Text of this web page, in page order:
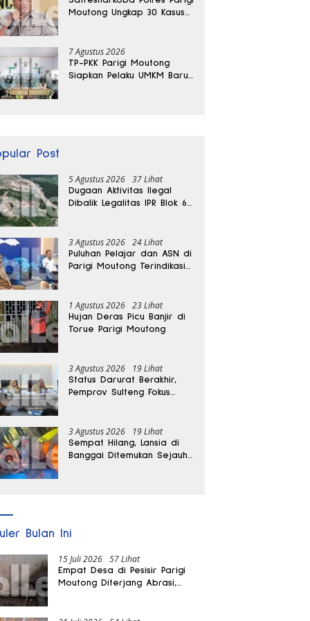
Moutong Ungkap 30 Kasus
7 Agustus 2026
TP-PKK Parigi Moutong
Siapkan Pelaku UMKM Baru
Post
5 Agustus 2026 37 Lihat
Dugaan Aktivitas Ilegal
Dibalik Legalitas IPR Blok 6
3 Agustus 2026 24 Lihat
Puluhan Pelajar dan ASN di
Parigi Moutong Terindikasi
1 Agustus 2026 23 Lihat
Hujan Deras Picu Banjir di
Torue Parigi Moutong
3 Agustus 2026 19 Lihat
Status Darurat Berakhir,
Pemprov Sulteng Fokus
3 Agustus 2026 19 Lihat
Sempat Hilang, Lansia di
Banggai Ditemukan Sejauh
Bulan Ini
15 Juli 2026 57 Lihat
Empat Desa di Pesisir Parigi
Moutong Diterjang Abrasi,